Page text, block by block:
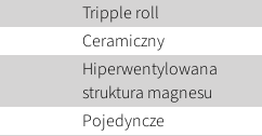
Tripple roll
Ceramiczny
Hiperwentylowana
struktura magnesu
Pojedyncze